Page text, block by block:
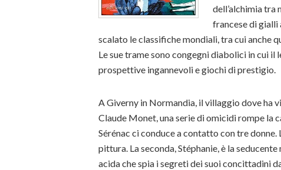
dell’alchimia tra
francese di gialli
scalato le classifiche mondiali, tra cui anche
Le sue trame sono congegni diabolici in cui
prospettive ingannevoli e giochi di prestigio.
A Giverny in Normandia, il villaggio dove ha
Claude Monet, una serie di omicidi rompe la
Sérénac ci conduce a contatto con tre donne.
pittura. La seconda, Stéphanie, è la
acida che spia i segreti dei suoi concittadini